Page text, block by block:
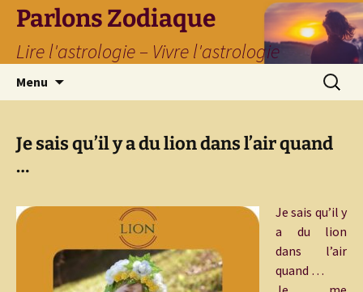
Parlons Zodiaque
Lire l'astrologie – Vivre l'astrologie
Menu
Je sais qu’il y a du lion dans l’air quand
…
Je sais qu’il y
a du lion
dans l’air
quand …